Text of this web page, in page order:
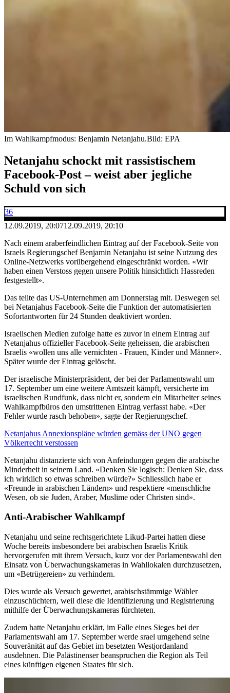
Im Wahlkampfmodus: Benjamin Netanjahu.Bild: EPA
Netanjahu schockt mit rassistischem
Facebook-Post – weist aber jegliche
Schuld von sich
36
12.09.2019, 20:0712.09.2019, 20:10
Nach einem araberfeindlichen Eintrag auf der Facebook-Seite von
Israels Regierungschef Benjamin Netanjahu ist seine Nutzung des
Online-Netzwerks vorübergehend eingeschränkt worden. «Wir
haben einen Verstoss gegen unsere Politik hinsichtlich Hassreden
festgestellt».
Das teilte das US-Unternehmen am Donnerstag mit. Deswegen sei
bei Netanjahus Facebook-Seite die Funktion der automatisierten
Sofortantworten für 24 Stunden deaktiviert worden.
Israelischen Medien zufolge hatte es zuvor in einem Eintrag auf
Netanjahus offizieller Facebook-Seite geheissen, die arabischen
Israelis «wollen uns alle vernichten - Frauen, Kinder und Männer».
Später wurde der Eintrag gelöscht.
Der israelische Ministerpräsident, der bei der Parlamentswahl um
17. September um eine weitere Amtszeit kämpft, versicherte im
israelischen Rundfunk, dass nicht er, sondern ein Mitarbeiter seines
Wahlkampfbüros den umstrittenen Eintrag verfasst habe. «Der
Fehler wurde rasch behoben», sagte der Regierungschef.
Netanjahus Annexionspläne würden gemäss der UNO gegen
Völkerrecht verstossen
Netanjahu distanzierte sich von Anfeindungen gegen die arabische
Minderheit in seinem Land. «Denken Sie logisch: Denken Sie, dass
ich wirklich so etwas schreiben würde?» Schliesslich habe er
«Freunde in arabischen Ländern» und respektiere «menschliche
Wesen, ob sie Juden, Araber, Muslime oder Christen sind».
Anti-Arabischer Wahlkampf
Netanjahu und seine rechtsgerichtete Likud-Partei hatten diese
Woche bereits insbesondere bei arabischen Israelis Kritik
hervorgerufen mit ihrem Versuch, kurz vor der Parlamentswahl den
Einsatz von Überwachungskameras in Wahllokalen durchzusetzen,
um «Betrügereien» zu verhindern.
Dies wurde als Versuch gewertet, arabischstämmige Wähler
einzuschüchtern, weil diese die Identifizierung und Registrierung
mithilfe der Überwachungskameras fürchteten.
Zudem hatte Netanjahu erklärt, im Falle eines Sieges bei der
Parlamentswahl am 17. September werde srael umgehend seine
Souveränität auf das Gebiet im besetzten Westjordanland
ausdehnen. Die Palästinenser beanspruchen die Region als Teil
eines künftigen eigenen Staates für sich.